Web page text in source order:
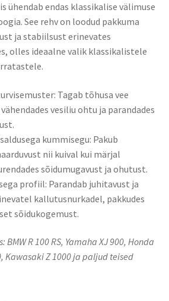
ühendab endas klassikalise välimuse
See rehv on loodud pakkuma
ja stabiilsust erinevates
olles ideaalne valik klassikalistele
Tagab tõhusa vee
vesiliu ohtu ja parandades
kummisegu: Pakub
nii kuival kui märjal
sõidumugavust ja ohutust.​
profiil: Parandab juhitavust ja
kallutusnurkadel, pakkudes
sõidukogemust.
BMW R 100 RS, Yamaha XJ 900, Honda
Kawasaki Z 1000 ja paljud teised